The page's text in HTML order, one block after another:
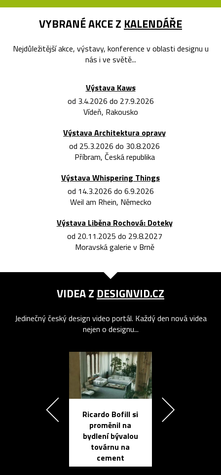
VYBRANÉ AKCE Z KALENDÁŘE
Nejdůležitější akce, výstavy, konference v oblasti designu u
nás i ve světě...
Výstava Kaws
od 3.4.2026 do 27.9.2026
Vídeň, Rakousko
Výstava Architektura opravy
od 25.3.2026 do 30.8.2026
Příbram, Česká republika
Výstava Whispering Things
od 14.3.2026 do 6.9.2026
Weil am Rhein, Německo
Výstava Liběna Rochová: Doteky
od 20.11.2025 do 29.8.2027
Moravská galerie v Brně
VIDEA Z DESIGNVID.CZ
Jedinečný český design video portál. Každý den nová videa
nejen o designu...
Ricardo Bofill si
proměnil na
bydlení bývalou
továrnu na
cement